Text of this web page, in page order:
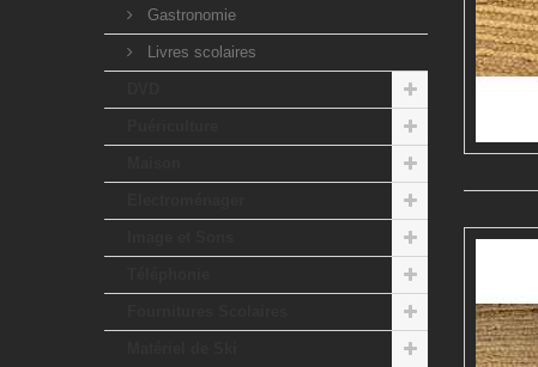
Gastronomie
Livres scolaires